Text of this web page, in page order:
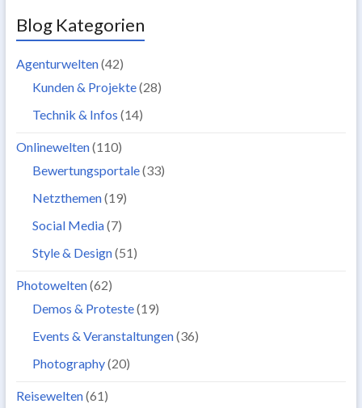
Blog Kategorien
Agenturwelten(42)
Kunden & Projekte(28)
Technik & Infos (14)
Onlinewelten(110)
Bewertungsportale(33)
Netzthemen(19)
Social Media(7)
Style & Design(51)
Photowelten(62)
Demos & Proteste(19)
Events & Veranstaltungen(36)
Photography(20)
Reisewelten(61)